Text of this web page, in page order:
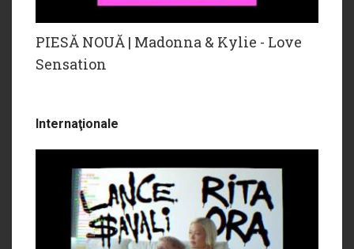
PIESĂ NOUĂ | Madonna & Kylie - Love
Sensation
Internaţionale